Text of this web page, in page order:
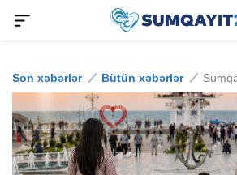
Son xəbərlər Bütün xəbərlər